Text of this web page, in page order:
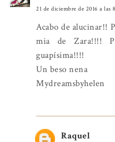
21 de diciembre de 2016 a las
Acabo de alucinar!!
mia de Zara!!!!
guapísima!!!!
Un beso nena
Mydreamsbyhelen
Raquel